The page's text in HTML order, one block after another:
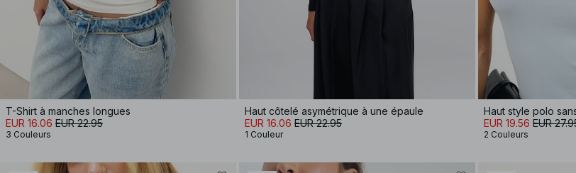
T-Shirt à manches longues
EUR 16.06 EUR 22.95
3 Couleurs
Haut côtelé asymétrique à une épaule
EUR 16.06 EUR 22.95
1 Couleur
Haut style polo
EUR 19.56 EUR
2 Couleurs